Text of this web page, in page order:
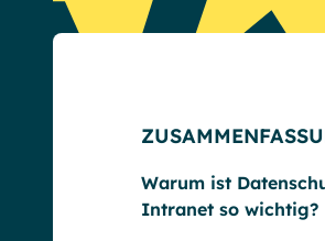
Warum ist
Intranet so wichtig?